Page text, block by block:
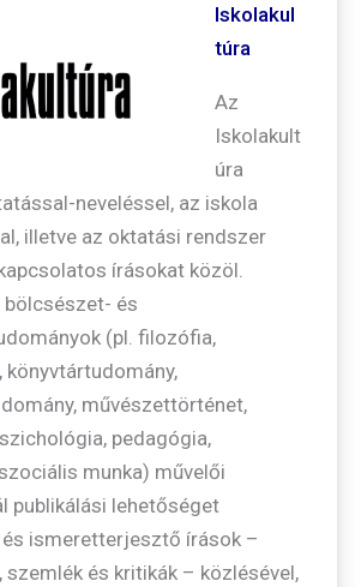
Iskolakul
túra
Az
Iskolakult
úra
neveléssel, az iskola
illetve az oktatási rendszer
írásokat közöl.
bölcsészet- és
(pl. filozófia,
könyvtártudomány,
művészettörténet,
pedagógia,
munka) művelői
publikálási lehetőséget
ismeretterjesztő írások –
szemlék és kritikák – közlésével,